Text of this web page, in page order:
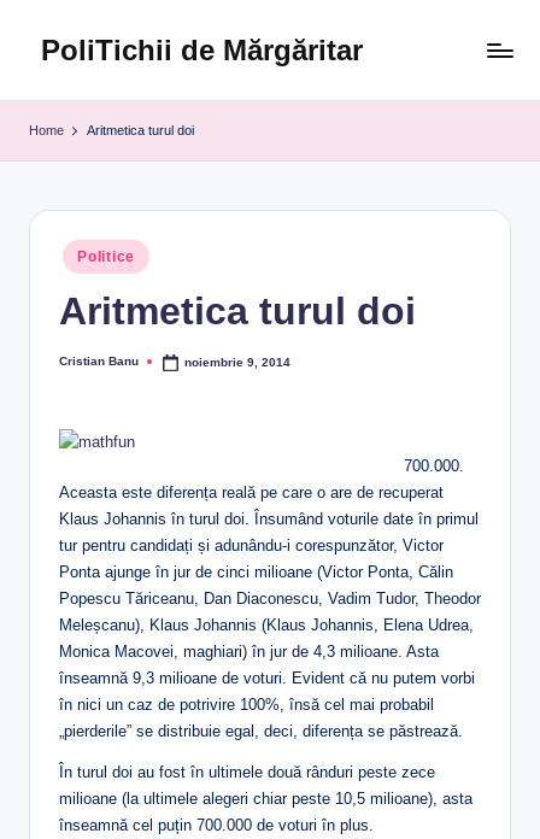
PoliTichii de Mărgăritar
Home Aritmetica turul doi
Posted
in
Politice
Aritmetica turul doi
Posted
Cristian Banu noiembrie 9, 2014
700.000.
Aceasta este diferența reală pe care o are de recuperat
Klaus Johannis în turul doi. Însumând voturile date în primul
tur pentru candidați și adunându-i corespunzător, Victor
Ponta ajunge în jur de cinci milioane (Victor Ponta, Călin
Popescu Tăriceanu, Dan Diaconescu, Vadim Tudor, Theodor
Meleșcanu), Klaus Johannis (Klaus Johannis, Elena Udrea,
Monica Macovei, maghiari) în jur de 4,3 milioane. Asta
înseamnă 9,3 milioane de voturi. Evident că nu putem vorbi
în nici un caz de potrivire 100%, însă cel mai probabil
„pierderile” se distribuie egal, deci, diferența se păstrează.
În turul doi au fost în ultimele două rânduri peste zece
milioane (la ultimele alegeri chiar peste 10,5 milioane), asta
înseamnă cel puțin 700.000 de voturi în plus.